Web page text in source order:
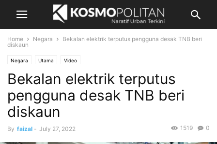
Home Negara
Bekalan elektrik terputus pengguna desak TNB beri
diskaun
Negara Utama Video
Bekalan elektrik terputus
pengguna desak TNB beri
diskaun
By faizal - July 27, 2022 0
1519